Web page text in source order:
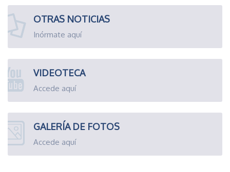
OTRAS NOTICIAS
Inórmate aquí
VIDEOTECA
Accede aquí
GALERÍA DE FOTOS
Accede aquí